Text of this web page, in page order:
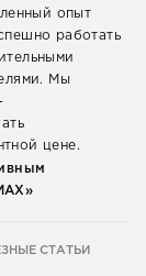
опыт
работать
Мы
цене.
СТАТЬИ